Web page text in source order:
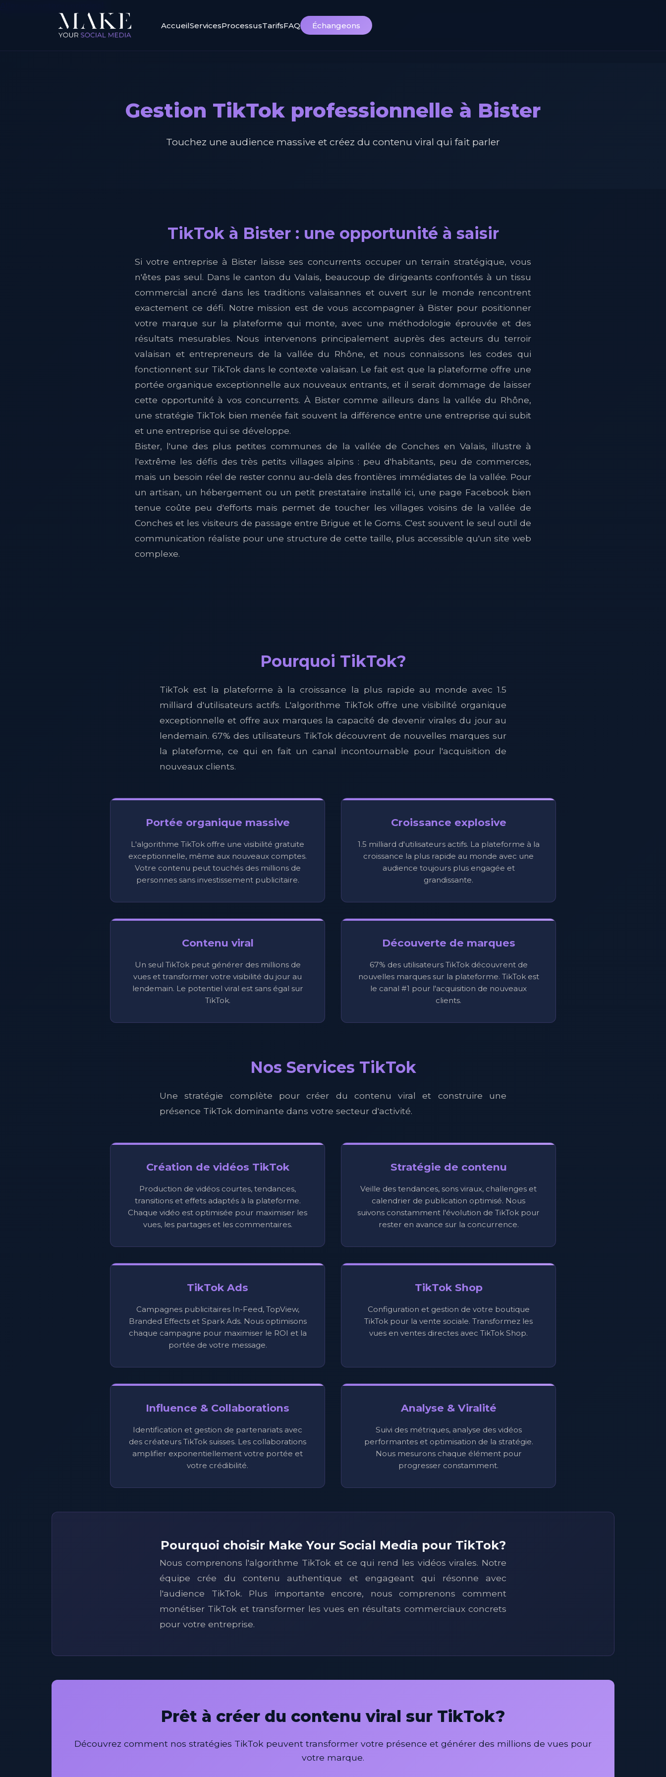
AccueilServicesProcessusTarifsFAQ Échangeons
Gestion TikTok professionnelle à Bister
Touchez une audience massive et créez du contenu viral qui fait parler
TikTok à Bister : une opportunité à saisir
Si votre entreprise à Bister laisse ses concurrents occuper un terrain stratégique, vous
n'êtes pas seul. Dans le canton du Valais, beaucoup de dirigeants confrontés à un tissu
commercial ancré dans les traditions valaisannes et ouvert sur le monde rencontrent
exactement ce défi. Notre mission est de vous accompagner à Bister pour positionner
votre marque sur la plateforme qui monte, avec une méthodologie éprouvée et des
résultats mesurables. Nous intervenons principalement auprès des acteurs du terroir
valaisan et entrepreneurs de la vallée du Rhône, et nous connaissons les codes qui
fonctionnent sur TikTok dans le contexte valaisan. Le fait est que la plateforme offre une
portée organique exceptionnelle aux nouveaux entrants, et il serait dommage de laisser
cette opportunité à vos concurrents. À Bister comme ailleurs dans la vallée du Rhône,
une stratégie TikTok bien menée fait souvent la différence entre une entreprise qui subit
et une entreprise qui se développe.
Bister, l'une des plus petites communes de la vallée de Conches en Valais, illustre à
l'extrême les défis des très petits villages alpins : peu d'habitants, peu de commerces,
mais un besoin réel de rester connu au-delà des frontières immédiates de la vallée. Pour
un artisan, un hébergement ou un petit prestataire installé ici, une page Facebook bien
tenue coûte peu d'efforts mais permet de toucher les villages voisins de la vallée de
Conches et les visiteurs de passage entre Brigue et le Goms. C'est souvent le seul outil de
communication réaliste pour une structure de cette taille, plus accessible qu'un site web
complexe.
Pourquoi TikTok?
TikTok est la plateforme à la croissance la plus rapide au monde avec 1.5
milliard d'utilisateurs actifs. L'algorithme TikTok offre une visibilité organique
exceptionnelle et offre aux marques la capacité de devenir virales du jour au
lendemain. 67% des utilisateurs TikTok découvrent de nouvelles marques sur
la plateforme, ce qui en fait un canal incontournable pour l'acquisition de
nouveaux clients.
Portée organique massive
L'algorithme TikTok offre une visibilité gratuite
exceptionnelle, même aux nouveaux comptes.
Votre contenu peut touchés des millions de
personnes sans investissement publicitaire.
Croissance explosive
1.5 milliard d'utilisateurs actifs. La plateforme à la
croissance la plus rapide au monde avec une
audience toujours plus engagée et
grandissante.
Contenu viral
Un seul TikTok peut générer des millions de
vues et transformer votre visibilité du jour au
lendemain. Le potentiel viral est sans égal sur
TikTok.
Découverte de marques
67% des utilisateurs TikTok découvrent de
nouvelles marques sur la plateforme. TikTok est
le canal #1 pour l'acquisition de nouveaux
clients.
Nos Services TikTok
Une stratégie complète pour créer du contenu viral et construire une
présence TikTok dominante dans votre secteur d'activité.
Création de vidéos TikTok
Production de vidéos courtes, tendances,
transitions et effets adaptés à la plateforme.
Chaque vidéo est optimisée pour maximiser les
vues, les partages et les commentaires.
Stratégie de contenu
Veille des tendances, sons viraux, challenges et
calendrier de publication optimisé. Nous
suivons constamment l'évolution de TikTok pour
rester en avance sur la concurrence.
TikTok Ads
Campagnes publicitaires In-Feed, TopView,
Branded Effects et Spark Ads. Nous optimisons
chaque campagne pour maximiser le ROI et la
portée de votre message.
TikTok Shop
Configuration et gestion de votre boutique
TikTok pour la vente sociale. Transformez les
vues en ventes directes avec TikTok Shop.
Influence & Collaborations
Identification et gestion de partenariats avec
des créateurs TikTok suisses. Les collaborations
amplifier exponentiellement votre portée et
votre crédibilité.
Analyse & Viralité
Suivi des métriques, analyse des vidéos
performantes et optimisation de la stratégie.
Nous mesurons chaque élément pour
progresser constamment.
Pourquoi choisir Make Your Social Media pour TikTok?
Nous comprenons l'algorithme TikTok et ce qui rend les vidéos virales. Notre
équipe crée du contenu authentique et engageant qui résonne avec
l'audience TikTok. Plus importante encore, nous comprenons comment
monétiser TikTok et transformer les vues en résultats commerciaux concrets
pour votre entreprise.
Prêt à créer du contenu viral sur TikTok?
Découvrez comment nos stratégies TikTok peuvent transformer votre présence et générer des millions de vues pour
votre marque.